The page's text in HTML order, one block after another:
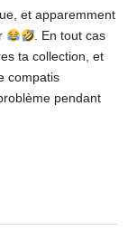
et apparemment
. En tout cas
ta collection, et
compatis
pendant